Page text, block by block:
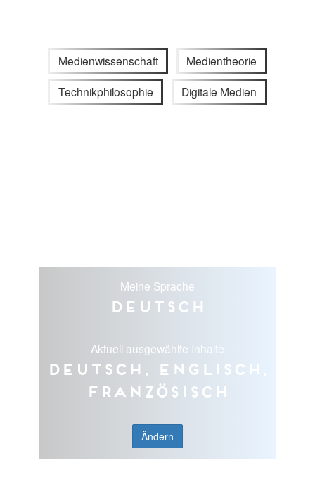
Medienwissenschaft Medientheorie
Technikphilosophie Digitale Medien
Meine Sprache
Deutsch
Aktuell ausgewählte Inhalte
Deutsch, Englisch,
Französisch
Ändern